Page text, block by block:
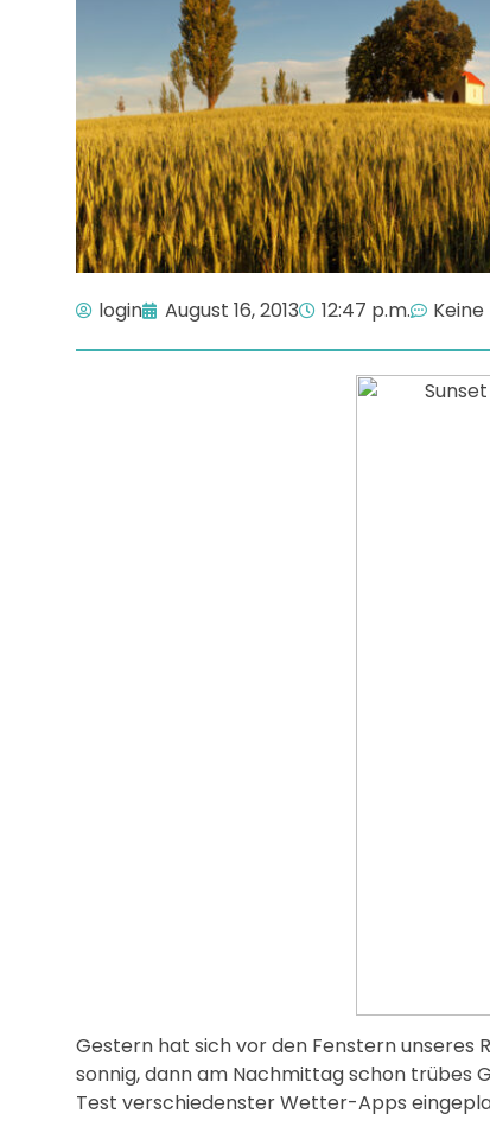
login August 16, 2013 12:47 p.m.
Gestern hat sich vor den Fenstern unseres
sonnig, dann am Nachmittag schon trübes
Test verschiedenster Wetter-Apps